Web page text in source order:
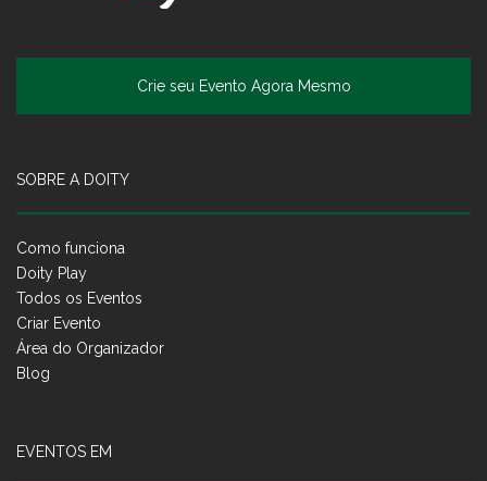
Crie seu Evento Agora Mesmo
SOBRE A DOITY
Como funciona
Doity Play
Todos os Eventos
Criar Evento
Área do Organizador
Blog
EVENTOS EM